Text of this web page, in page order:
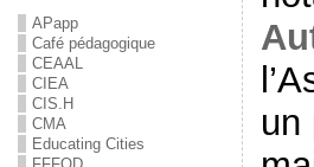
APapp
Café pédagogique
CEAAL
CIEA
CIS.H
CMA
Educating Cities
un